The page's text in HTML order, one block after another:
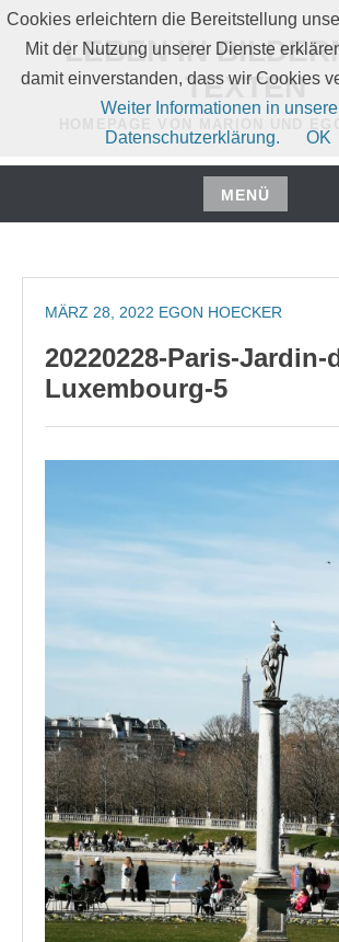
Zum
Inhalt
springen
LEBEN IN
TEXTEN
MENÜ
Zum
springen
MÄRZ 28, 2022 EGON HOECKER
20220228-Paris-Jardin-
Luxembourg-5
Cookies erleichtern die Bereitstellung
Mit der Nutzung unserer Dienste
damit einverstanden, dass wir Cookies
Weiter Informationen in
Datenschutzerklärung.
OK